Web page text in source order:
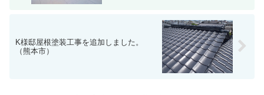
K様邸屋根塗装工事を追加しました。
（熊本市）